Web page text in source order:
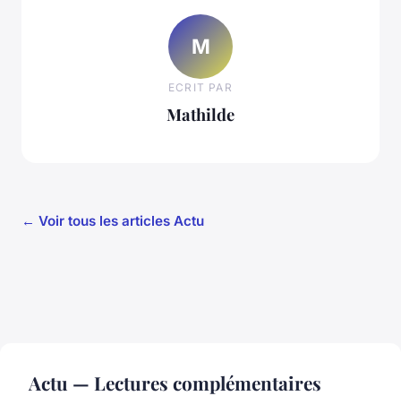
M
ECRIT PAR
Mathilde
← Voir tous les articles Actu
Actu — Lectures complémentaires